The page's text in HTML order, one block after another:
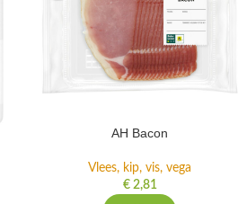
AH Bacon
Vlees, kip, vis, vega
€2,81